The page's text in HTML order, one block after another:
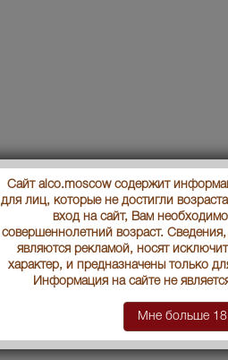
Сайт alco.moscow содержит
для лиц, которые не достигли
вход на сайт, Вам
совершеннолетний возраст.
являются рекламой, носят
характер, и предназначены только
Информация на сайте не